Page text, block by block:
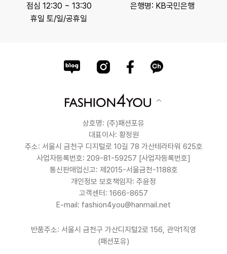
점심 12:30 ~ 13:30
휴일 토/일/공휴일
은행명: KB국민은행
상호명: (주)패션포유
대표이사: 황정원
주소: 서울시 금천구 디지털로 10길 78 가산테라타워 625호
사업자등록번호: 209-81-59257 [사업자등록번호]
통신판매업신고: 제2015-서울금천-1188호
개인정보 보호책임자: 주윤정
고객센터: 1666-8657
E-mail: fashion4you@hanmail.net
반품주소: 서울시 금천구 가산디지털2로 156, 관악1직영
(패션포유)